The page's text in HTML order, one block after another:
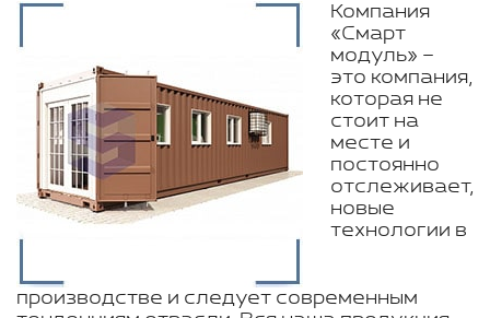
Компания
«Смарт
модуль» –
это компания,
которая не
стоит на
месте и
постоянно
отслеживает,
новые
технологии в
производстве и следует современным